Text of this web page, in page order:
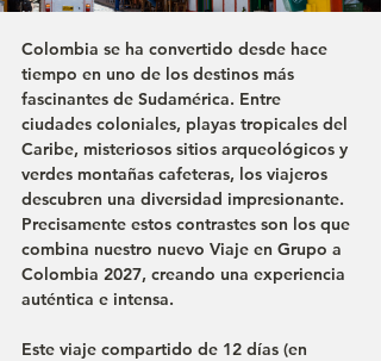
Colombia se ha convertido desde hace
tiempo en uno de los destinos más
fascinantes de Sudamérica. Entre
ciudades coloniales, playas tropicales del
Caribe, misteriosos sitios arqueológicos y
verdes montañas cafeteras, los viajeros
descubren una diversidad impresionante.
Precisamente estos contrastes son los que
combina nuestro nuevo Viaje en Grupo a
Colombia 2027, creando una experiencia
auténtica e intensa.
Este viaje compartido de 12 días (en